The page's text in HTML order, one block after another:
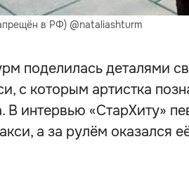
в РФ) @nataliashturm
поделилась деталями
с которым артистка
В интервью «СтарХиту»
а за рулём оказался